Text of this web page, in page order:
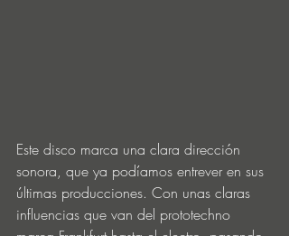
Este disco marca una clara dirección
sonora, que ya podíamos entrever en sus
últimas producciones. Con unas claras
influencias que van del prototechno